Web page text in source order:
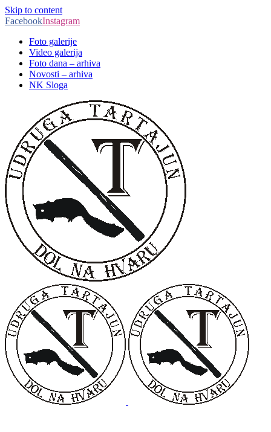
Skip to content
FacebookInstagram
Foto galerije
Video galerija
Foto dana – arhiva
Novosti – arhiva
NK Sloga